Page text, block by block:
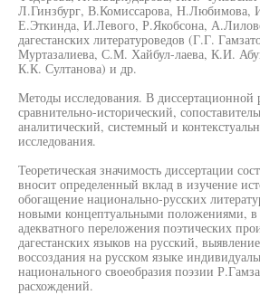
Л.Гинзбург, В.Комиссарова,
Е.Эткинда, И.Левого, Р.Якобсона,
дагестанских литературоведов (Г.Г.
Муртазалиева, С.М. Хайбул-лаева, К.И.
К.К. Султанова) и др.
Методы исследования. В диссертационной
сравнительно-исторический,
аналитический, системный и
исследования.
Теоретическая значимость диссертации
вносит определенный вклад в изучение
обогащение национально-русских
новыми концептуальными положениями,
адекватного переложения поэтических
дагестанских языков на русский,
воссоздания на русском языке
национального своеобразия поэзии
расхождений.